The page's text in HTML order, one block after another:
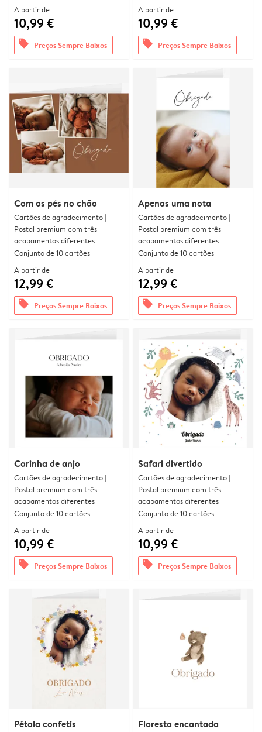
A partir de
10,99 €
offers Preços Sempre Baixos
A partir de
10,99 €
offers Preços Sempre Baixos
Com os pés no chão
Cartões de agradecimento |
Postal premium com três
acabamentos diferentes
Conjunto de 10 cartões
A partir de
12,99 €
offers Preços Sempre Baixos
Apenas uma nota
Cartões de agradecimento |
Postal premium com três
acabamentos diferentes
Conjunto de 10 cartões
A partir de
12,99 €
offers Preços Sempre Baixos
Carinha de anjo
Cartões de agradecimento |
Postal premium com três
acabamentos diferentes
Conjunto de 10 cartões
A partir de
10,99 €
offers Preços Sempre Baixos
Safari divertido
Cartões de agradecimento |
Postal premium com três
acabamentos diferentes
Conjunto de 10 cartões
A partir de
10,99 €
offers Preços Sempre Baixos
Pétala confetis Floresta encantada